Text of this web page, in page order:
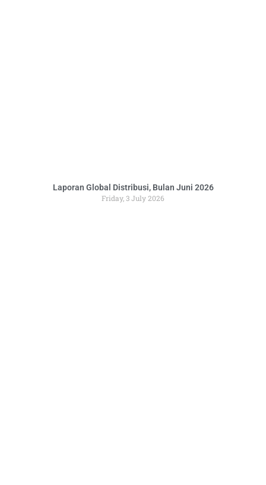
Laporan Global Distribusi, Bulan Juni 2026
Friday, 3 July 2026